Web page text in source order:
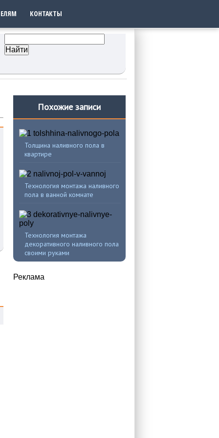
КОНТАКТЫ
Похожие записи
Толщина наливного пола в
квартире
Технология монтажа наливного
пола в ванной комнате
Технология монтажа
декоративного наливного пола
своими руками
Реклама